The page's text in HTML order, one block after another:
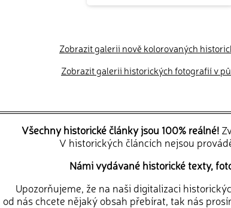
Zobrazit galerii nově kolorovaných
Zobrazit galerii historických fotografií v
Všechny historické články jsou 100% reálné!
V historických článcích nejsou
Námi vydávané historické texty,
Upozorňujeme, že na naši digitalizaci
od nás chcete nějaký obsah přebírat, tak nás